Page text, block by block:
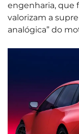
engenharia, que
valorizam a
analógica” do